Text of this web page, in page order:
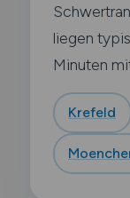
liegen
Minuten
Krefeld